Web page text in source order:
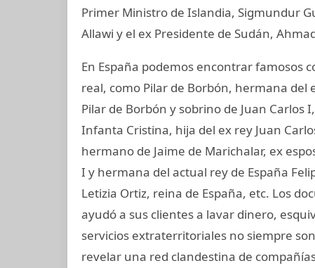
Primer Ministro de Islandia, Sigmundur
Allawi y el ex Presidente de Sudán,
En España podemos encontrar famosos
real, como Pilar de Borbón, hermana del
Pilar de Borbón y sobrino de Juan
Infanta Cristina, hija del ex rey Juan
hermano de Jaime de Marichalar, ex
I y hermana del actual rey de España
Letizia Ortiz, reina de España, etc. Los
ayudó a sus clientes a lavar dinero,
servicios extraterritoriales no siempre
revelar una red clandestina de